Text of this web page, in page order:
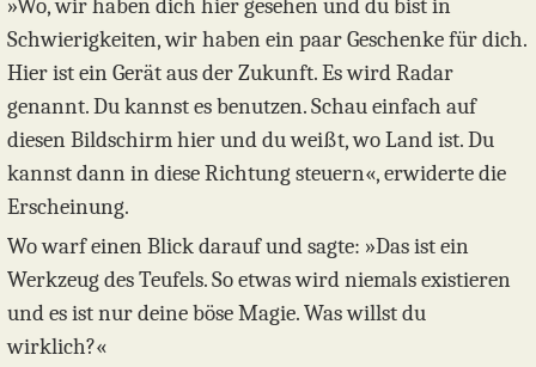
»Wo, wir haben dich hier gesehen und du bist in
Schwierigkeiten, wir haben ein paar Geschenke für dich.
Hier ist ein Gerät aus der Zukunft. Es wird Radar
genannt. Du kannst es benutzen. Schau einfach auf
diesen Bildschirm hier und du weißt, wo Land ist. Du
kannst dann in diese Richtung steuern«, erwiderte die
Erscheinung.
Wo warf einen Blick darauf und sagte: »Das ist ein
Werkzeug des Teufels. So etwas wird niemals existieren
und es ist nur deine böse Magie. Was willst du
wirklich?«